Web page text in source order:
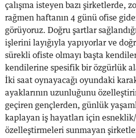
çalışma isteyen bazı şirketlerde,
rağmen haftanın 4 günü ofise
görüyoruz. Doğru şartlar
işlerini layığıyla yapıyorlar ve
sürekli ofiste olmayı başta
kendilerine spesifik bir özgürlük
İki saat oynayacağı oyundaki
ayaklarının uzunluğunu
geçiren gençlerden, günlük
kaplayan iş hayatları için
özelleştirmeleri sunmayan